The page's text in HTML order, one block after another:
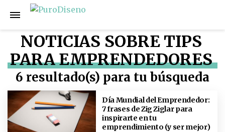
NOTICIAS SOBRE TIPS
PARA EMPRENDEDORES
6 resultado(s) para tu búsqueda
Día Mundial del Emprendedor:
7 frases de Zig Ziglar para
inspirarte en tu
emprendimiento (y ser mejor)